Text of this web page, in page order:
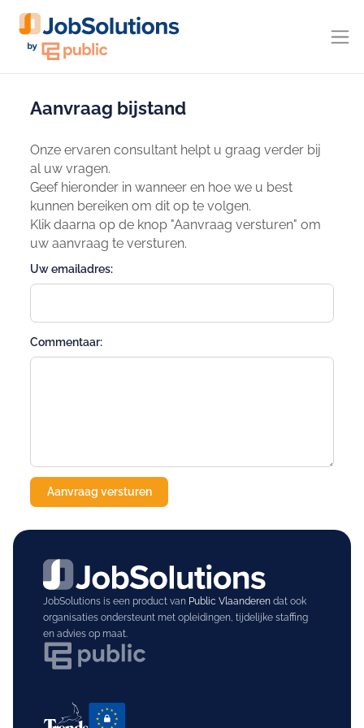
Aanvraag bijstand
Onze ervaren consultant helpt u graag verder bij
al uw vragen.
Geef hieronder in wanneer en hoe we u best
kunnen bereiken om dit op te volgen.
Klik daarna op de knop "Aanvraag versturen" om
uw aanvraag te versturen.
Uw emailadres:
Commentaar:
JobSolutions is een product van Public Vlaanderendat ook
organisaties ondersteunt met opleidingen, tijdelijke staffing
en advies op maat.